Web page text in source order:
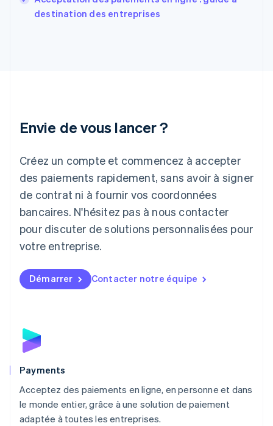
destination des entreprises
Envie de vous lancer ?
Créez un compte et commencez à accepter
des paiements rapidement, sans avoir à signer
de contrat ni à fournir vos coordonnées
bancaires. N'hésitez pas à nous contacter
pour discuter de solutions personnalisées pour
votre entreprise.
Démarrer Contacter notre équipe
Payments
Acceptez des paiements en ligne, en personne et dans
le monde entier, grâce à une solution de paiement
adaptée à toutes les entreprises.
Grèce
Japon
Lettonie
English
Liechtenstein
DeutschEnglish
Lituanie
Luxembourg
FrançaisDeutschEnglish
English简体中文
Malte
Norvège
English
English
NederlandsEnglish
Pologne
English